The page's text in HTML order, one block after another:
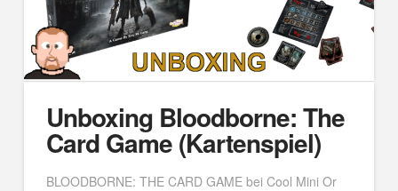
Unboxing Bloodborne: The
Card Game (Kartenspiel)
BLOODBORNE: THE CARD GAME bei Cool Mini Or